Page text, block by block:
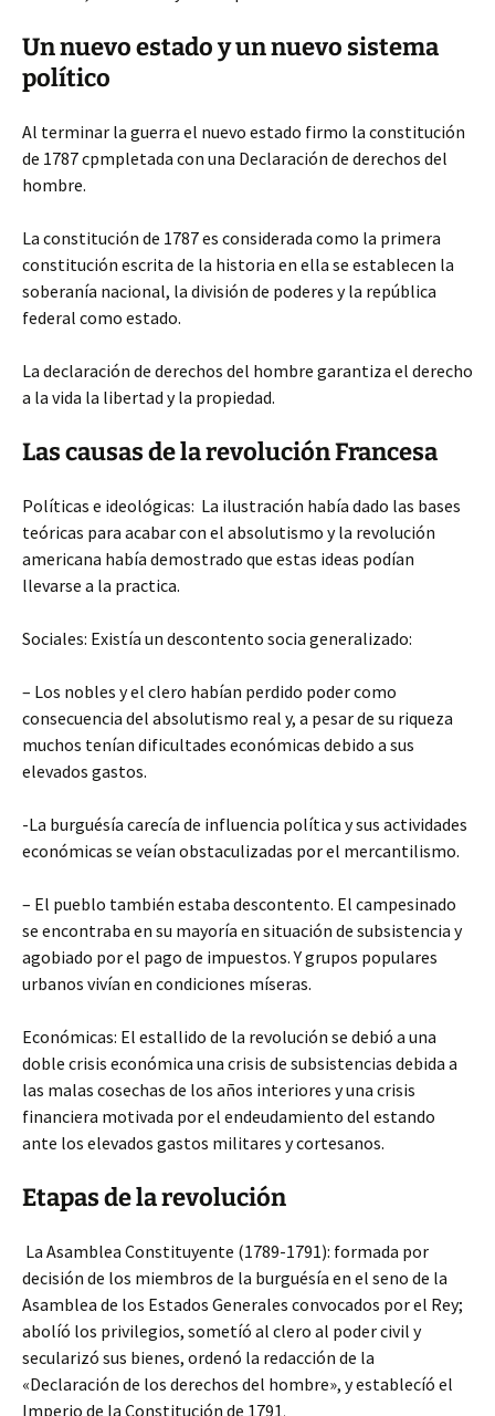
Un nuevo estado y un nuevo sistema
político
Al terminar la guerra el nuevo estado firmo la constitución
de 1787 cpmpletada con una Declaración de derechos del
hombre.
La constitución de 1787 es considerada como la primera
constitución escrita de la historia en ella se establecen la
soberanía nacional, la división de poderes y la república
federal como estado.
La declaración de derechos del hombre garantiza el derecho
a la vida la libertad y la propiedad.
Las causas de la revolución Francesa
Políticas e ideológicas: La ilustración había dado las bases
teóricas para acabar con el absolutismo y la revolución
americana había demostrado que estas ideas podían
llevarse a la practica.
Sociales: Existía un descontento socia generalizado:
– Los nobles y el clero habían perdido poder como
consecuencia del absolutismo real y, a pesar de su riqueza
muchos tenían dificultades económicas debido a sus
elevados gastos.
-La burguésía carecía de influencia política y sus actividades
económicas se veían obstaculizadas por el mercantilismo.
– El pueblo también estaba descontento. El campesinado
se encontraba en su mayoría en situación de subsistencia y
agobiado por el pago de impuestos. Y grupos populares
urbanos vivían en condiciones míseras.
Económicas: El estallido de la revolución se debió a una
doble crisis económica una crisis de subsistencias debida a
las malas cosechas de los años interiores y una crisis
financiera motivada por el endeudamiento del estando
ante los elevados gastos militares y cortesanos.
Etapas de la revolución
La Asamblea Constituyente (1789-1791): formada por
decisión de los miembros de la burguésía en el seno de la
Asamblea de los Estados Generales convocados por el Rey;
abolíó los privilegios, sometíó al clero al poder civil y
secularizó sus bienes, ordenó la redacción de la
«Declaración de los derechos del hombre», y establecíó el
Imperio de la Constitución de 1791 .